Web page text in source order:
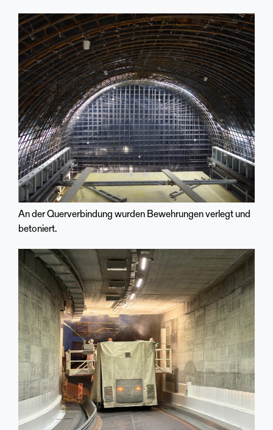
An der Querverbindung wurden Bewehrungen verlegt und
betoniert.